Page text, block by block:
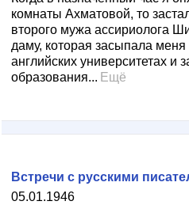
комнаты Ахматовой, то
второго мужа ассириолога
даму, которая засыпала
английских университетах и
образования... Ещё
05.01.1946
Встречи с русскими